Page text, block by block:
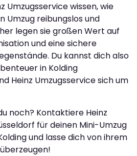
Umzugsservice wissen, wie
Umzug reibungslos und
legen sie großen Wert auf
und eine sichere
Du kannst dich also
in Kolding
Heinz Umzugsservice sich um
noch? Kontaktiere Heinz
für deinen Mini-Umzug
und lasse dich von ihrem